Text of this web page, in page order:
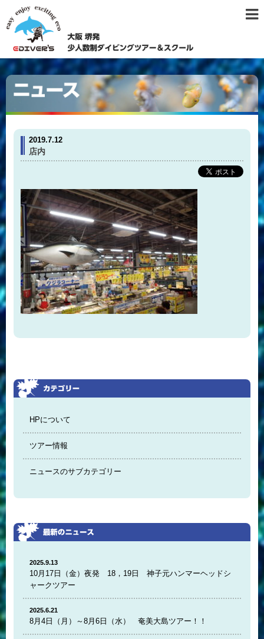
2019.7.12
店内
HPについて
ツアー情報
ニュースのサブカテゴリー
2025.9.13
10月17日（金）夜発 18，19日 神子元ハンマーヘッドシ
ャークツアー
2025.6.21
8月4日（月）～8月6日（水） 奄美大島ツアー！！